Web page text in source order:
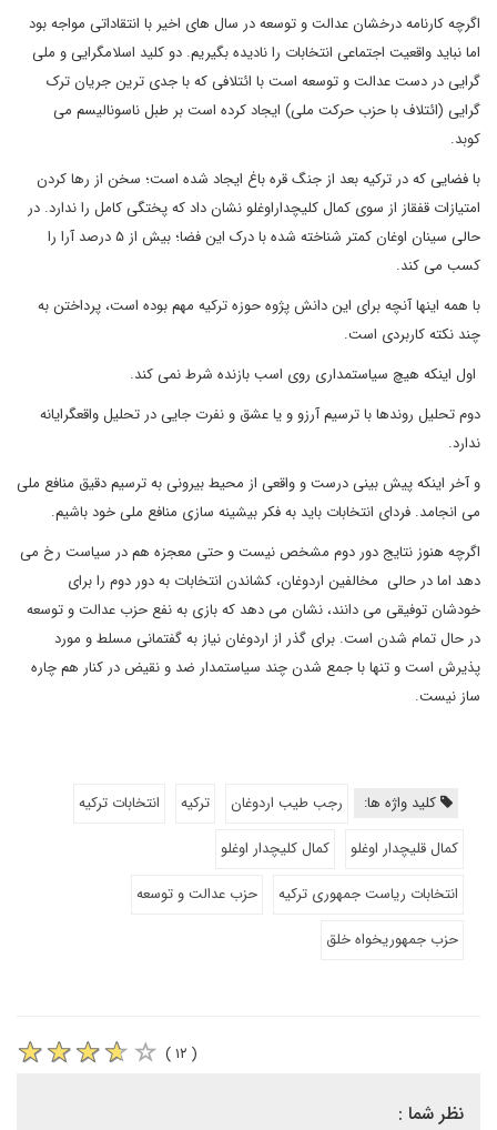
اگرچه کارنامه درخشان عدالت و توسعه در سال های اخیر با انتقاداتی مواجه بود
اما نباید واقعیت اجتماعی انتخابات را نادیده بگیریم. دو کلید اسلامگرایی و ملی
گرایی در دست عدالت و توسعه است با ائتلافی که با جدی ترین جریان ترک
گرایی (ائتلاف با حزب حرکت ملی) ایجاد کرده است بر طبل ناسونالیسم می
کوبد.
با فضایی که در ترکیه بعد از جنگ قره باغ ایجاد شده است؛ سخن از رها کردن
امتیازات قفقاز از سوی کمال کلیچداراوغلو نشان داد که پختگی کامل را ندارد. در
حالی سینان اوغان کمتر شناخته شده با درک این فضا؛ بیش از ۵ درصد آرا را
کسب می کند.
با همه اینها آنچه برای این دانش پژوه حوزه ترکیه مهم بوده است، پرداختن به
چند نکته کاربردی است.
اول اینکه هیچ سیاستمداری روی اسب بازنده شرط نمی کند.
دوم تحلیل روندها با ترسیم آرزو و یا عشق و نفرت جایی در تحلیل واقعگرایانه
ندارد.
و آخر اینکه پیش بینی درست و واقعی از محیط بیرونی به ترسیم دقیق منافع ملی
می انجامد. فردای انتخابات باید به فکر بیشینه سازی منافع ملی خود باشیم.
اگرچه هنوز نتایج دور دوم مشخص نیست و حتی معجزه هم در سیاست رخ می
دهد اما در حالی مخالفین اردوغان، کشاندن انتخابات به دور دوم را برای
خودشان توفیقی می دانند، نشان می دهد که بازی به نفع حزب عدالت و توسعه
در حال تمام شدن است. برای گذر از اردوغان نیاز به گفتمانی مسلط و مورد
پذیرش است و تنها با جمع شدن چند سیاستمدار ضد و نقیض در کنار هم چاره
ساز نیست.
کلید واژه ها: رجب طیب اردوغان ترکیه
انتخابات ترکیه
کمال قلیچدار اوغلو
کمال کلیچدار اوغلو
انتخابات ریاست جمهوری ترکیه
حزب عدالت و توسعه
حزب جمهوریخواه خلق
( ۱۲ )
نظر شما :